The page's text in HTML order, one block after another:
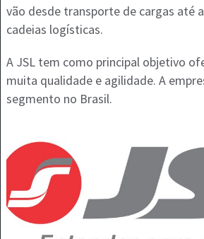
vão desde transporte de cargas até
cadeias logísticas.
A JSL tem como principal objetivo
muita qualidade e agilidade. A
segmento no Brasil.